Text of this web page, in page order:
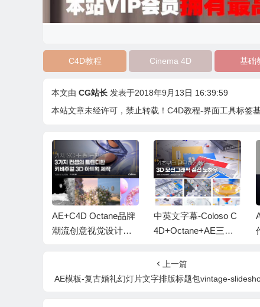
C4D教程 Cinema 4D 基础
本文由 CG站长 发表于2018年9月13日 16:39:59
本站文章未经许可，禁止转载！ C4D教程-界面工具标签
AE+C4D Octane品牌
潮流创意视觉设计动
中英文字幕-Coloso C
4D+Octane+AE三维
画教程
上一篇
AE模板-复古婚礼幻灯片文字排版标题包vintage-slideshow-